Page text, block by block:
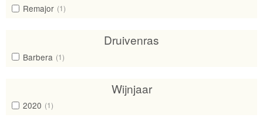
Remajor (1)
Druivenras
Barbera (1)
Wijnjaar
2020 (1)